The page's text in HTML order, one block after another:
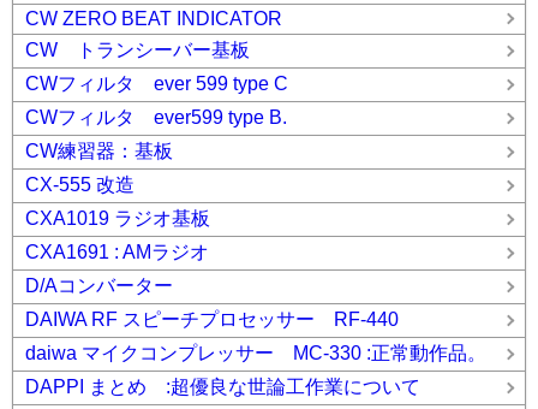
CW ZERO BEAT INDICATOR
CW トランシーバー基板
CWフィルタ ever 599 type C
CWフィルタ ever599 type B.
CW練習器：基板
CX-555 改造
CXA1019 ラジオ基板
CXA1691 : AMラジオ
D/Aコンバーター
DAIWA RF スピーチプロセッサー RF-440
daiwa マイクコンプレッサー MC-330 :正常動作品。
DAPPI まとめ :超優良な世論工作業について